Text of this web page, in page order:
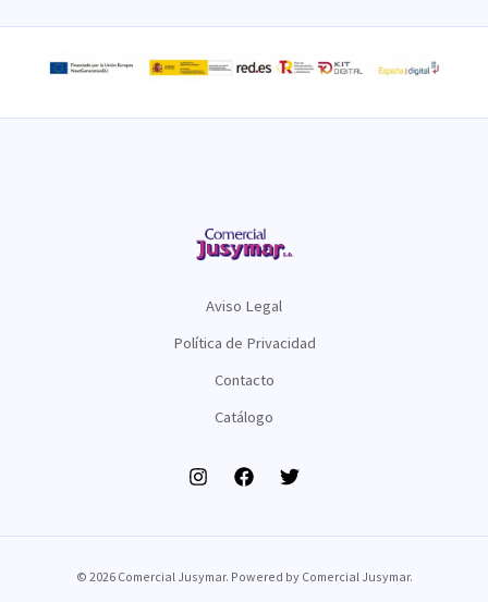
Aviso Legal
Política de Privacidad
Contacto
Catálogo
© 2026 Comercial Jusymar. Powered by Comercial Jusymar.